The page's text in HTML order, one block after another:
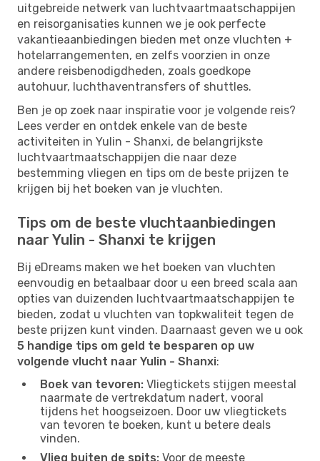
uitgebreide netwerk van luchtvaartmaatschappijen
en reisorganisaties kunnen we je ook perfecte
vakantieaanbiedingen bieden met onze vluchten +
hotelarrangementen, en zelfs voorzien in onze
andere reisbenodigdheden, zoals goedkope
autohuur, luchthaventransfers of shuttles.
Ben je op zoek naar inspiratie voor je volgende reis?
Lees verder en ontdek enkele van de beste
activiteiten in Yulin - Shanxi, de belangrijkste
luchtvaartmaatschappijen die naar deze
bestemming vliegen en tips om de beste prijzen te
krijgen bij het boeken van je vluchten.
Tips om de beste vluchtaanbiedingen
naar Yulin - Shanxi te krijgen
Bij eDreams maken we het boeken van vluchten
eenvoudig en betaalbaar door u een breed scala aan
opties van duizenden luchtvaartmaatschappijen te
bieden, zodat u vluchten van topkwaliteit tegen de
beste prijzen kunt vinden. Daarnaast geven we u ook
5 handige tips om geld te besparen op uw
volgende vlucht naar Yulin - Shanxi:
Boek van tevoren: Vliegtickets stijgen meestal
naarmate de vertrekdatum nadert, vooral
tijdens het hoogseizoen. Door uw vliegtickets
van tevoren te boeken, kunt u betere deals
vinden.
Vlieg buiten de spits: Voor de meeste